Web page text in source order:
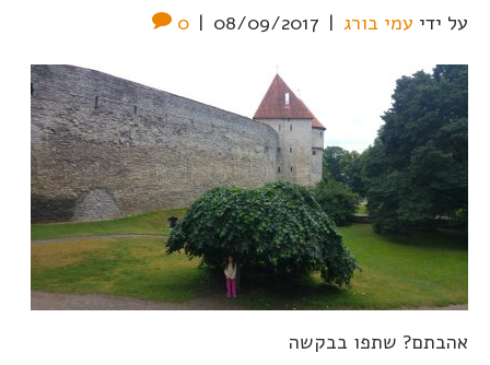
על ידי עמי בורג |
08/09/2017
|
0
אהבתם? שתפו בבקשה